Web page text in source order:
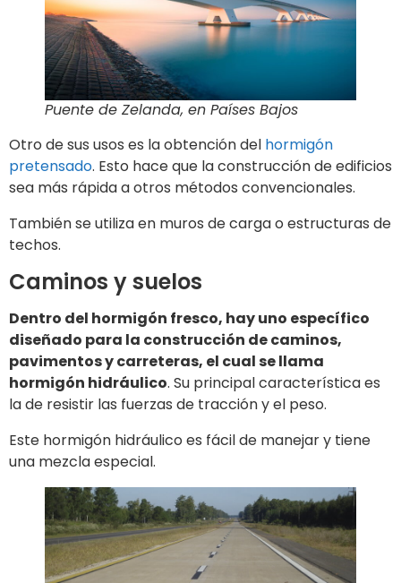
Puente de Zelanda, en Países Bajos
Otro de sus usos es la obtención del hormigón
pretensado. Esto hace que la construcción de edificios
sea más rápida a otros métodos convencionales.
También se utiliza en muros de carga o estructuras de
techos.
Caminos y suelos
Dentro del hormigón fresco, hay uno específico
diseñado para la construcción de caminos,
pavimentos y carreteras, el cual se llama
hormigón hidráulico. Su principal característica es
la de resistir las fuerzas de tracción y el peso.
Este hormigón hidráulico es fácil de manejar y tiene
una mezcla especial.